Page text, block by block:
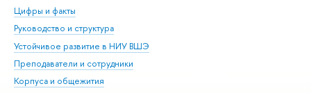
Цифры и факты
Руководство и структура
Устойчивое развитие в НИУ ВШЭ
Преподаватели и сотрудники
Корпуса и общежития